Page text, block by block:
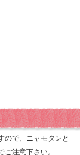
ので、ニャモタンと
注意下さい。